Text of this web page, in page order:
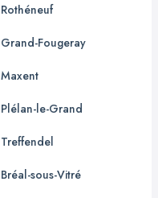
Rothéneuf
Grand-Fougeray
Maxent
Plélan-le-Grand
Treffendel
Bréal-sous-Vitré